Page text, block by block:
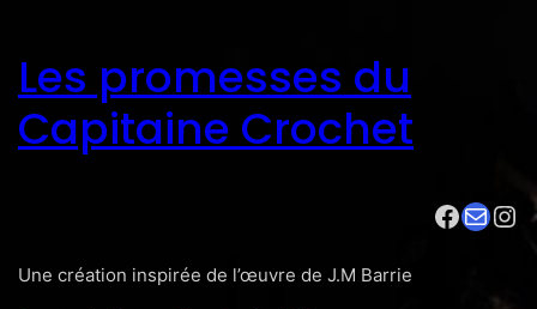
Les promesses du
Capitaine Crochet
Facebook E-mail Instagram
Une création inspirée de l’œuvre de J.M Barrie